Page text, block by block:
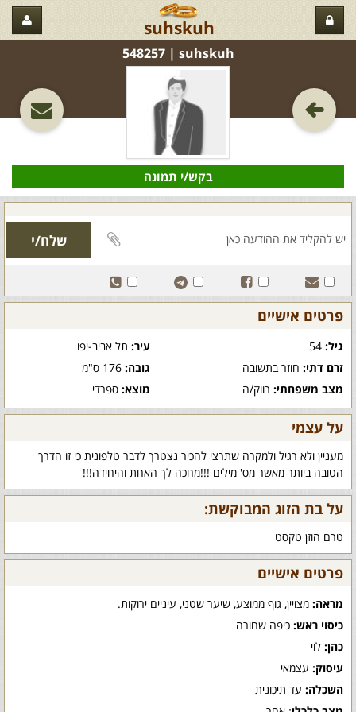
suhskuh
suhskuh‏ | 548257
בקש/י תמונה
פרטים אישיים
גיל: עיר:תל אביב-יפו
זרם דתי: חוזר בתשובה גובה:176 ס"מ
מצב משפחתי: רווק/ה מוצא:ספרדי
על עצמי
מעניין ולא רגיל ולמקרה שתרצי להכיר נצטרך לדבר טלפונית כי זו הדרך
הטובה ביותר מאשר מס' מילים !!!מחכה לך האחת והיחידה!!!
על בת הזוג המבוקשת:
טרם הוזן טקסט
פרטים אישיים
מראה: מצויין, גוף ממוצע, שיער שטני, עיניים ירוקות.
כיסוי ראש: כיפה שחורה
כהן: לוי
עיסוק: עצמאי
השכלה: עד תיכונית